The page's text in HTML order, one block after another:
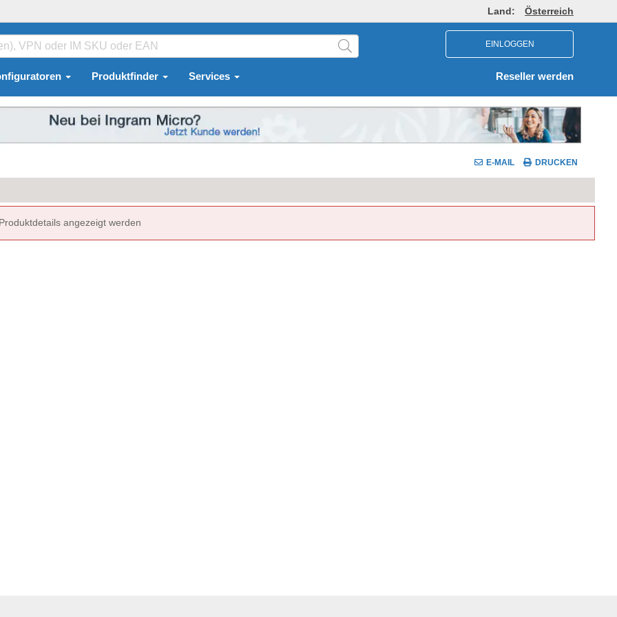
Land: Österreich
EINLOGGEN
Produktfinder Services Reseller werden
E-MAIL DRUCKEN
angezeigt werden